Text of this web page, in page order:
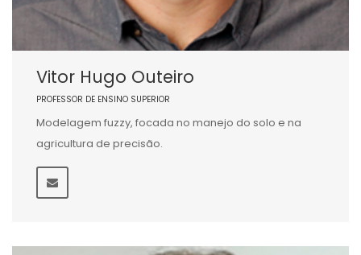
Vitor Hugo Outeiro
PROFESSOR DE ENSINO SUPERIOR
Modelagem fuzzy, focada no manejo do solo e na
agricultura de precisão.